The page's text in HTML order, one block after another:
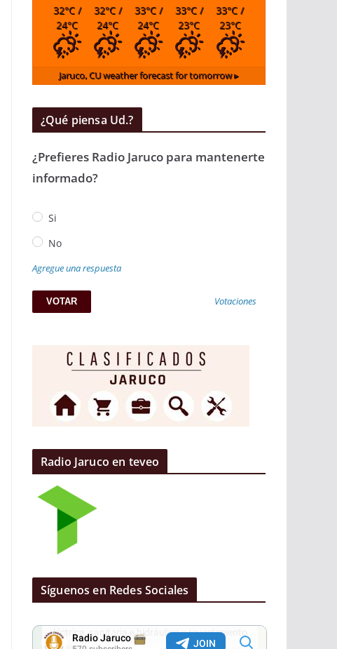
32°C/
24°C
32°C/
24°C
33°C/
24°C
33°C/
23°C
33°C/
23°C
Jaruco, CUweather forecast for tomorrow ▸
¿Qué piensa Ud.?
¿Prefieres Radio Jaruco para mantenerte
informado?
Si
No
Agregue una respuesta
Votaciones
Radio Jaruco en teveo
Síguenos en Redes Sociales